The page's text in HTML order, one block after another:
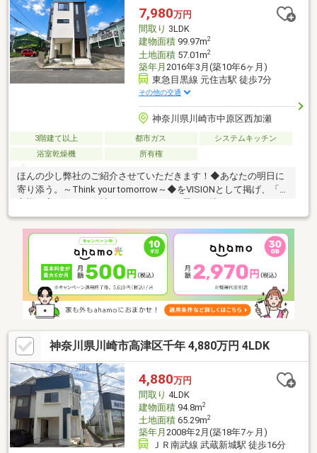
7,980万円
間取り 3LDK
建物面積99.97m2
土地面積57.01m2
築年月 2016年3月(築10年6ヶ月)
東急目黒線 元住吉駅 徒歩7分
その他の交通
神奈川県川崎市中原区西加瀬
3階建て以上 都市ガス
システムキッチン
浴室乾燥機
所有権
ほんの少し弊社のご紹介させていただきます！◆あなたの明日に
寄り添う。～Think your tomorrow～◆をVISIONとして掲げ、「お
す。「本当にこの家でいいのかな」大きな決断だからこそ期待も
大きいけれど、漠然とした将来に不安を感じてしまうもの。そん
なお客様の不安に寄り添いたい。それが、わたしたちシティネッ
トの“志事”です。
神奈川県川崎市高津区千年 4,880万円 4LDK
4,880万円
間取り 4LDK
建物面積94.8m2
土地面積65.29m2
築年月 2008年2月(築18年7ヶ月)
ＪＲ南武線 武蔵新城駅 徒歩16分